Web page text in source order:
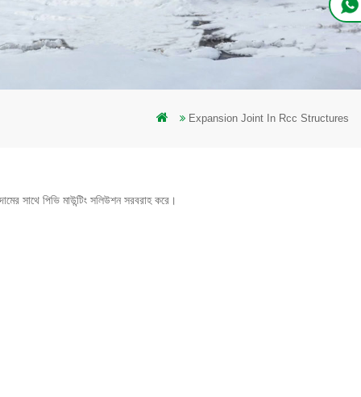
Expansion Joint In Rcc Structures
সাথে পিভি মাউন্টিং সলিউশন সরবরাহ করে।